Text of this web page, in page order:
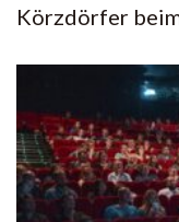
Körzdörfer